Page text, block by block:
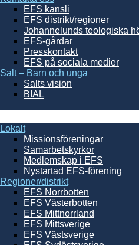
EFS kansli
EFS distrikt/regioner
Johannelunds teologiska
EFS-gårdar
Presskontakt
EFS på sociala medier
Salt – Barn och unga
Salts vision
BIAL
Lokalt
Missionsföreningar
Samarbetskyrkor
Medlemskap i EFS
Nystartad EFS-förening
Regioner/distrikt
EFS Norrbotten
EFS Västerbotten
EFS Mittnorrland
EFS Mittsverige
EFS Västsverige